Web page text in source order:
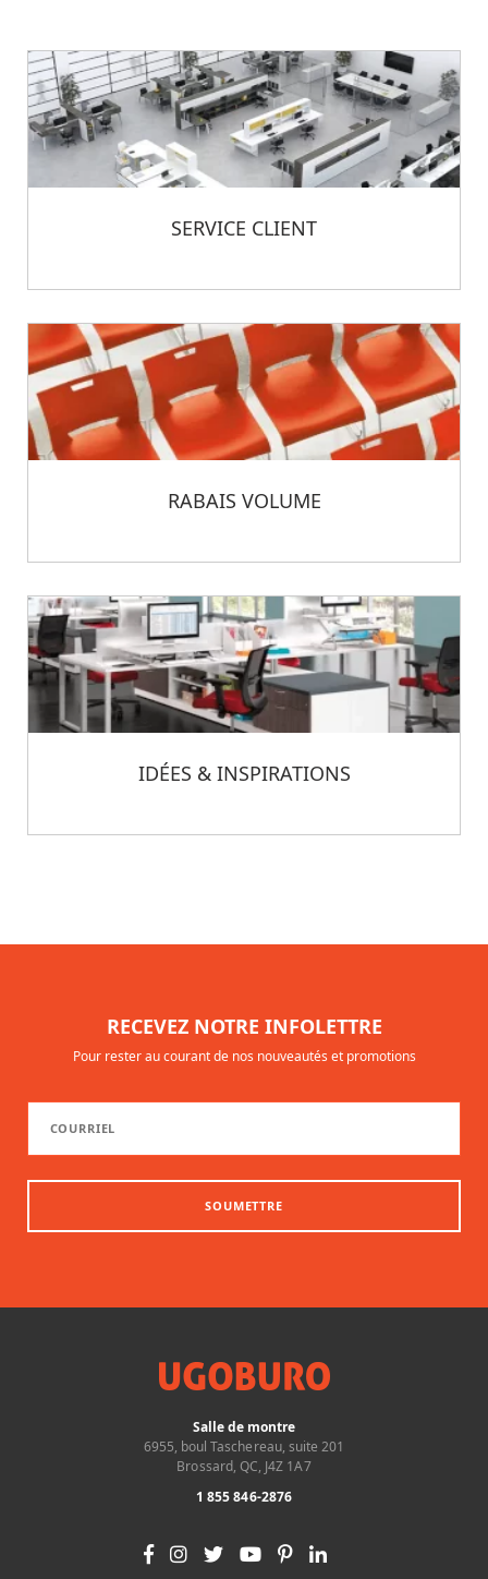
SERVICE CLIENT
RABAIS VOLUME
IDÉES & INSPIRATIONS
RECEVEZ NOTRE INFOLETTRE
Pour rester au courant de nos nouveautés et promotions
SOUMETTRE
Salle de montre
6955, boul Taschereau, suite 201
Brossard, QC, J4Z 1A7
1 855 846-2876